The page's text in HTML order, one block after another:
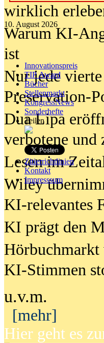
10. August 2026
Innovationspreis
TIP Award
Bücher
Stellenmarkt
KongressNews
Sonderhefte
Teilen
Zitierrichtlinien
Kontakt
Impresssum
wirklich
Warum KI-
ist
Nur jede
Preservation-
Dua Lipa
verbotene und
Lesen im
Wiley
KI-relevantes
KI prägt den
Hörbuchmarkt
KI-Stimmen
u.v.m.
[mehr]
Hier geht es